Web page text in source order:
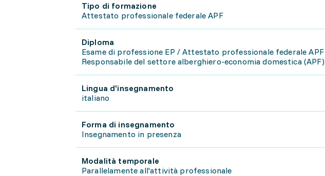
Tipo di formazione
Attestato professionale federale APF
Diploma
Esame di professione EP / Attestato professionale federale APF
Responsabile del settore alberghiero-economia domestica (APF)
Lingua d'insegnamento
italiano
Forma di insegnamento
Insegnamento in presenza
Modalità temporale
Parallelamente all'attività professionale